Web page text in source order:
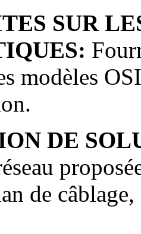
SUR
modèles
DE
de câblage,